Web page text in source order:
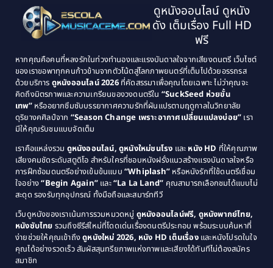
Classic หนังคลาสสิก(25)
Classic หนังคลาสสิก(134)
Classic หนังคลาสสิก(21)
Comedy ตลก(515)
Comedy ตลก(46)
Coming of Age ก้าวพ้นวัย(1)
Coming-of-Age(3)
Community(1)
Crime อาชญากรรม(289)
1995
1994
1993
1992
1989
1988
1987
1986
1985
1984
1983
1982
1979
1978
1976
1975
1974
1971
1970
1969
1968
1964
1963
ดูหนังออนไลน์ ดูหนัง
ดัง เต็มเรื่อง Full HD
ฟรี
หากคุณคือคนที่หลงรักในท่วงทำนองและแรงบันดาลใจจากเสียงดนตรี เว็บไซต์
ของเราขอพาทุกคนก้าวข้ามจากตัวโน้ตสู่โลกภาพยนตร์ที่เต็มไปด้วยอรรถรส
ด้วยบริการ ดูหนังออนไลน์ 2026ที่คัดสรรมาเพื่อคุณโดยเฉพาะ ไม่ว่าคุณจะ
คิดถึงมิตรภาพและความเกรียนของวงดนตรีใน “SuckSeed ห่วยขั้น
เทพ”หรืออยากซึมซับบรรยากาศความรักที่ผันแปรตามฤดูกาลในวิทยาลัย
ดุริยางคศิลป์จาก “Season Change เพราะอากาศเปลี่ยนแปลงบ่อย” เรา
มีให้คุณรับชมแบบจัดเต็ม
เราคือแหล่งรวม ดูหนังออนไลน์, ดูหนังใหม่ชนโรง และ หนัง HD ที่ให้คุณภาพ
เสียงคมชัดระดับสตูดิโอ สำหรับใครที่ชอบหนังฝรั่งแนวสร้างแรงบันดาลใจหรือ
การฝึกซ้อมดนตรีอย่างเข้มข้นแบบ “Whiplash” หรือหนังรักที่ใช้ดนตรีเชื่อม
ใจอย่าง“Begin Again” และ“La La Land” คุณสามารถเลือกชมได้แบบไม่
สะดุด รองรับทุกอุปกรณ์ ทั้งมือถือและสมาร์ททีวี
เว็บดูหนังของเราเน้นการรวมหมวดหมู่ ดูหนังออนไลน์ฟรี, ดูหนังพากย์ไทย,
หนังซับไทย รวมถึงซีรีส์ใหม่ที่โดดเด่นเรื่องดนตรีประกอบ พร้อมระบบค้นหาที่
ง่ายช่วยให้คุณเข้าถึงดูหนังใหม่ 2026, หนัง HD เต็มเรื่องและหนังโปรดในใจ
คุณได้อย่างรวดเร็ว สัมผัสสุนทรียภาพแห่งภาพและเสียงได้ทันทีไม่ต้องสมัคร
สมาชิก